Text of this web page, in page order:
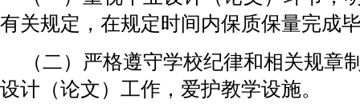
有关规定，在规定时间内保质保量完成
（二）严格遵守学校纪律和相关规章
设计（论文）工作，爱护教学设施。